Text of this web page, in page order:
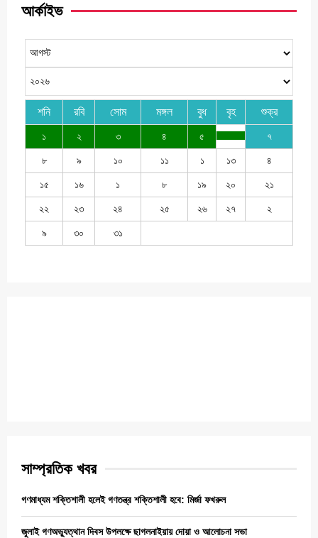
আর্কাইভ
শনি রবি সোম মঙ্গল বুধ বৃহ শুক্র
১ ২ ৩ ৪ ৫ ৭
৮ ৯ ১০ ১১ ১ ১৩ ৪
১৫ ১৬ ১ ৮ ১৯ ২০ ২১
২২ ২৩ ২৪ ২৫ ২৬ ২৭ ২
৯ ৩০ ৩১
সাম্প্রতিক খবর
গণমাধ্যম শক্তিশালী হলেই গণতন্ত্র শক্তিশালী হবে: মির্জা ফখরুল
জুলাই গণঅভ্যুত্থান দিবস উপলক্ষে ছাগলনাইয়ায় দোয়া ও আলোচনা সভা